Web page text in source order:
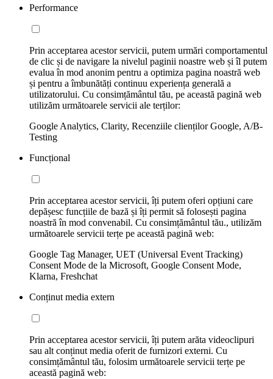
Performance
Prin acceptarea acestor servicii, putem urmări comportamentul
de clic și de navigare la nivelul paginii noastre web și îl putem
evalua în mod anonim pentru a optimiza pagina noastră web
și pentru a îmbunătăți continuu experiența generală a
utilizatorului. Cu consimțământul tău, pe această pagină web
utilizăm următoarele servicii ale terților:
Google Analytics, Clarity, Recenziile clienților Google, A/B-
Testing
Funcțional
Prin acceptarea acestor servicii, îți putem oferi opțiuni care
depășesc funcțiile de bază și îți permit să folosești pagina
noastră în mod convenabil. Cu consimțământul tău., utilizăm
următoarele servicii terțe pe această pagină web:
Google Tag Manager, UET (Universal Event Tracking)
Consent Mode de la Microsoft, Google Consent Mode,
Klarna, Freshchat
Conținut media extern
Prin acceptarea acestor servicii, îți putem arăta videoclipuri
sau alt conținut media oferit de furnizori externi. Cu
consimțământul tău, folosim următoarele servicii terțe pe
această pagină web: